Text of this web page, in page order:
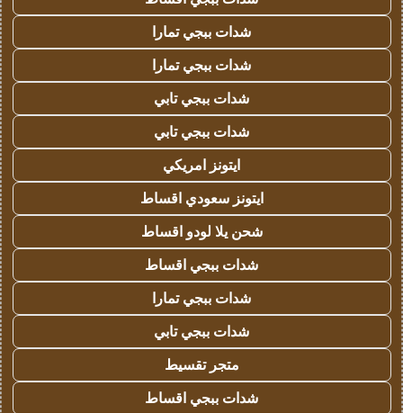
شدات ببجي تمارا
شدات ببجي تمارا
شدات ببجي تابي
شدات ببجي تابي
ايتونز امريكي
ايتونز سعودي اقساط
شحن يلا لودو اقساط
شدات ببجي اقساط
شدات ببجي تمارا
شدات ببجي تابي
متجر تقسيط
شدات ببجي اقساط